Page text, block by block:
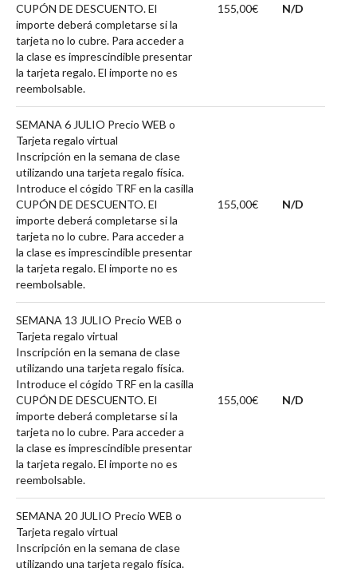
CUPÓN DE DESCUENTO. El
importe deberá completarse si la
tarjeta no lo cubre. Para acceder a
la clase es imprescindible presentar
la tarjeta regalo. El importe no es
reembolsable.
155,00€ N/D
SEMANA 6 JULIO Precio WEB o
Tarjeta regalo virtual
Inscripción en la semana de clase
utilizando una tarjeta regalo física.
Introduce el cógido TRF en la casilla
CUPÓN DE DESCUENTO. El
importe deberá completarse si la
tarjeta no lo cubre. Para acceder a
la clase es imprescindible presentar
la tarjeta regalo. El importe no es
reembolsable.
155,00€ N/D
SEMANA 13 JULIO Precio WEB o
Tarjeta regalo virtual
Inscripción en la semana de clase
utilizando una tarjeta regalo física.
Introduce el cógido TRF en la casilla
CUPÓN DE DESCUENTO. El
importe deberá completarse si la
tarjeta no lo cubre. Para acceder a
la clase es imprescindible presentar
la tarjeta regalo. El importe no es
reembolsable.
155,00€ N/D
SEMANA 20 JULIO Precio WEB o
Tarjeta regalo virtual
Inscripción en la semana de clase
utilizando una tarjeta regalo física.